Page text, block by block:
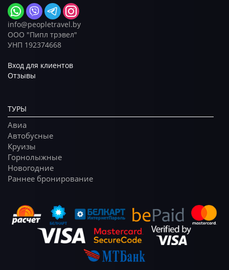
info@peopletravel.by
ООО "Пипл трэвел"
УНП 192374668
Вход для клиентов
Отзывы
ТУРЫ
Авиа
Автобусные
Круизы
Горнолыжные
Новогодние
Раннее бронирование